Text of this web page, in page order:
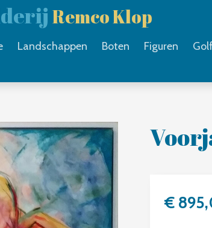
Remco Klop
Landschappen Boten Figuren Golf
€